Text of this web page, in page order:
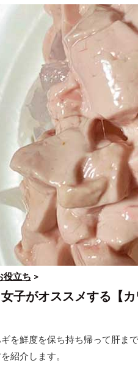
役立ち >
子がオススメする【
を鮮度を保ち持ち帰って肝ま
紹介します。